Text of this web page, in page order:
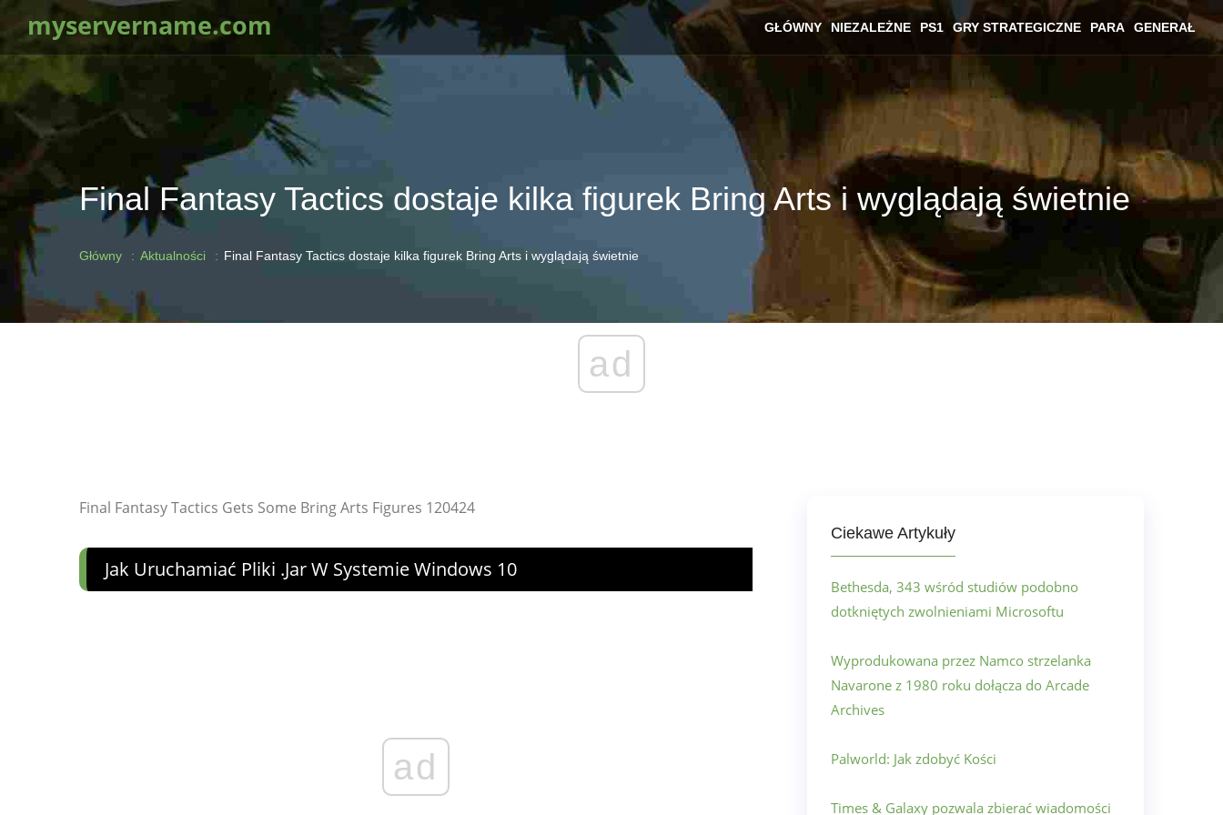
myservername.com GŁÓWNY NIEZALEŻNE PS1 GRY STRATEGICZNE PARA GENERAŁ
Final Fantasy Tactics dostaje kilka figurek Bring Arts i wyglądają świetnie
Główny Aktualności Final Fantasy Tactics dostaje kilka figurek Bring Arts i wyglądają świetnie
ad
Final Fantasy Tactics Gets Some Bring Arts Figures 120424
Jak Uruchamiać Pliki .jar W Systemie Windows 10
ad
Ciekawe Artykuły
Bethesda, 343 wśród studiów podobno
dotkniętych zwolnieniami Microsoftu
Wyprodukowana przez Namco strzelanka
Navarone z 1980 roku dołącza do Arcade
Archives
Palworld: Jak zdobyć Kości
Times & Galaxy pozwala zbierać wiadomości